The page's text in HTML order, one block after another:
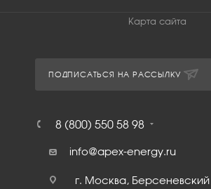
Карта сайта
ПОДПИСАТЬСЯ НА РАССЫЛКУ
8 (800) 550 58 98
info@apex-energy.ru
г. Москва, Берсеневский